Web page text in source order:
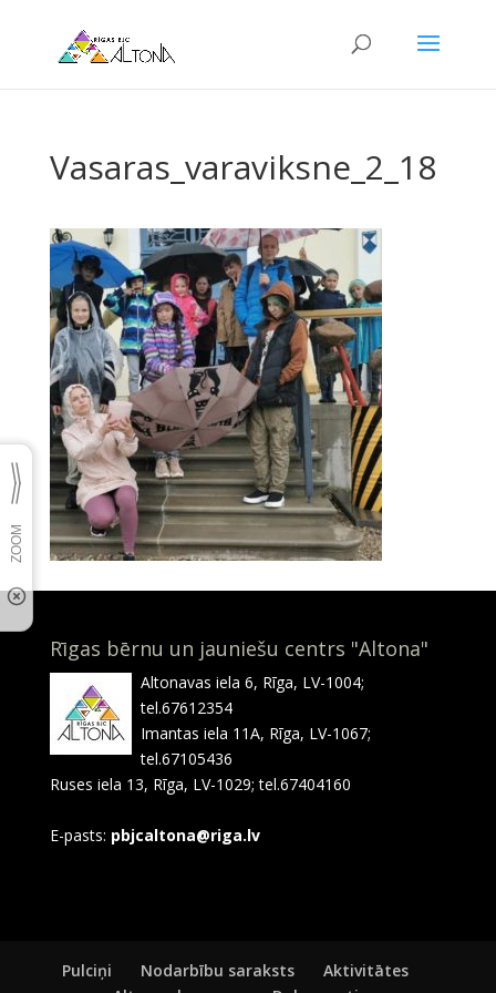
Vasaras_varaviksne_2_18
Rīgas bērnu un jauniešu centrs "Altona"
Altonavas iela 6, Rīga, LV-1004;
tel.67612354
Imantas iela 11A, Rīga, LV-1067;
tel.67105436
Ruses iela 13, Rīga, LV-1029; tel.67404160
E-pasts: pbjcaltona@riga.lv
Pulciņi Nodarbību saraksts
Aktivitātes